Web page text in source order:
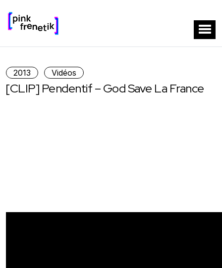
2013 Vidéos
[CLIP] Pendentif – God Save La France